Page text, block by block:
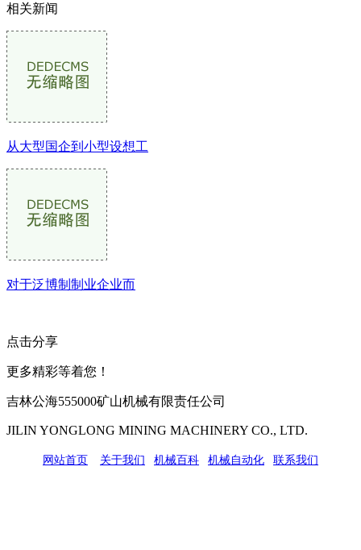
相关新闻
从大型国企到小型设想工
对于泛博制制业企业而
点击分享
更多精彩等着您！
吉林公海555000矿山机械有限责任公司
JILIN YONGLONG MINING MACHINERY CO., LTD.
网站首页 关于我们 机械百科 机械自动化 联系我们